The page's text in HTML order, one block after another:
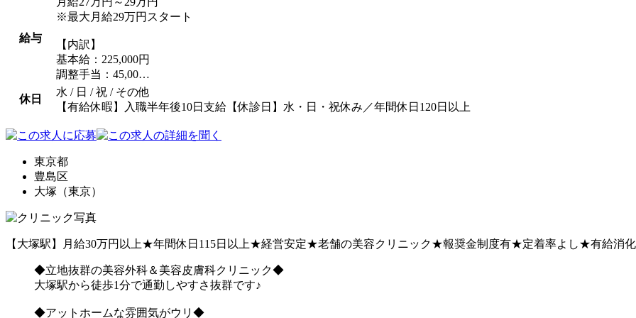
給与
※最大月給29万円スタート
【内訳】
基本給：225,000円
調整手当：45,00…
休日
水 / 日 / 祝 / その他
【有給休暇】入職半年後10日支給【休診日】水・日・祝休み／年間休日120日以上
東京都
豊島区
大塚（東京）
【大塚駅】月給30万円以上★年間休日115日以上★経営安定★老舗の美容クリニック★報奨金制度有★定着率よし★有給消
◆立地抜群の美容外科＆美容皮膚科クリニック◆
大塚駅から徒歩1分で通勤しやすさ抜群です♪
◆アットホームな雰囲気がウリ◆